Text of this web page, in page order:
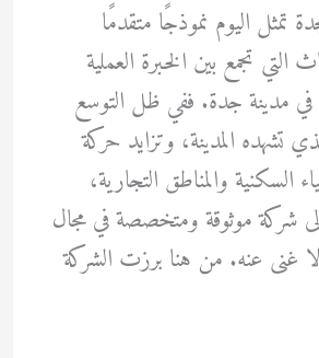
تمثل اليوم نموذجًا متقدمًا
تجمع بين الخبرة العملية
في مدينة جدة. ففي ظل التوسع
تشهده المدينة، وتزايد حركة
السكنية والمناطق التجارية،
شركة موثوقة ومتخصصة في مجال
غنى عنه. من هنا برزت الشركة